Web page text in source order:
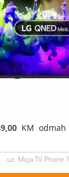
KM odmah
uz Moja TV Phone 1